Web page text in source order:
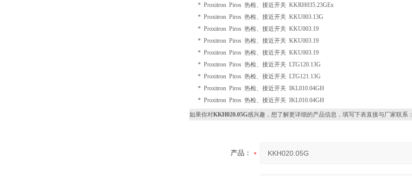
* Proxitron Piros 热检、接近开关 KKRH035.23GEx
* Proxitron Piros 热检、接近开关 KKU003.13G
* Proxitron Piros 热检、接近开关 KKU003.19
* Proxitron Piros 热检、接近开关 KKU003.19
* Proxitron Piros 热检、接近开关 KKU003.19
* Proxitron Piros 热检、接近开关 LTG120.13G
* Proxitron Piros 热检、接近开关 LTG121.13G
* Proxitron Piros 热检、接近开关 IKL010.04GH
* Proxitron Piros 热检、接近开关 IKL010.04GH
如果你对KKH020.05G感兴趣，想了解更详细的产品信息，填写下表直接与厂家联系：
产品：